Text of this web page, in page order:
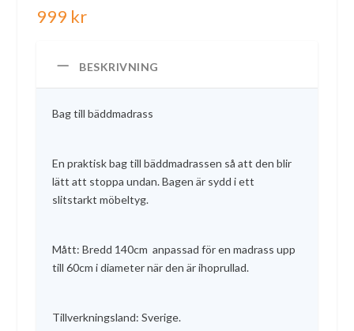
999 kr
BESKRIVNING
Bag till bäddmadrass
En praktisk bag till bäddmadrassen så att den blir
lätt att stoppa undan. Bagen är sydd i ett
slitstarkt möbeltyg.
Mått: Bredd 140cm anpassad för en madrass upp
till 60cm i diameter när den är ihoprullad.
Tillverkningsland: Sverige.